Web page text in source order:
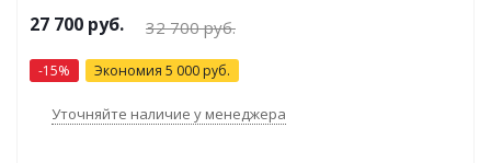
59.2x52.2 см
27 700 руб. 32 700руб.
-15% Экономия 5 000 руб.
Уточняйте наличие у менеджера